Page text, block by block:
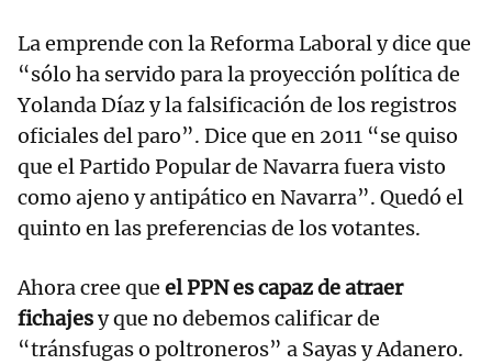
La emprende con la Reforma Laboral y dice que
“sólo ha servido para la proyección política de
Yolanda Díaz y la falsificación de los registros
oficiales del paro”. Dice que en 2011 “se quiso
que el Partido Popular de Navarra fuera visto
como ajeno y antipático en Navarra”. Quedó el
quinto en las preferencias de los votantes.
Ahora cree que el PPN es capaz de atraer
fichajesy que no debemos calificar de
“tránsfugas o poltroneros” a Sayas y Adanero.